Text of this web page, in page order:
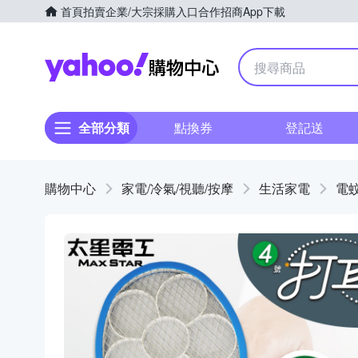
首頁拍賣企業/大宗採購入口合作招商App下載
Yahoo購物中心
全部分類 點換券 登記送
購物中心 家電/冷氣/視聽/按摩 生活家電 電